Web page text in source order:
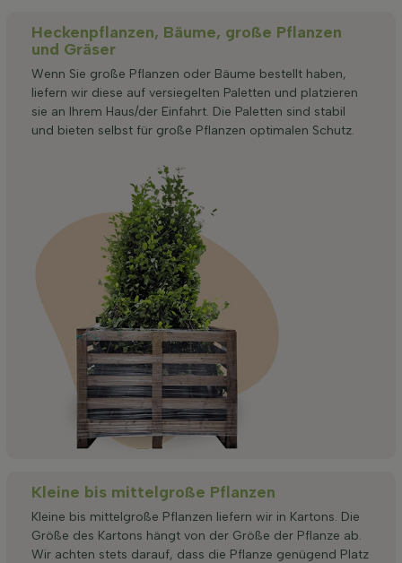
Heckenpflanzen, Bäume, große Pflanzen
und Gräser
Wenn Sie große Pflanzen oder Bäume bestellt haben,
liefern wir diese auf versiegelten Paletten und platzieren
sie an Ihrem Haus/der Einfahrt. Die Paletten sind stabil
und bieten selbst für große Pflanzen optimalen Schutz.
Kleine bis mittelgroße Pflanzen
Kleine bis mittelgroße Pflanzen liefern wir in Kartons. Die
Größe des Kartons hängt von der Größe der Pflanze ab.
Wir achten stets darauf, dass die Pflanze genügend Platz